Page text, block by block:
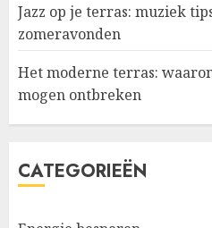
Jazz op je terras: muziek
zomeravonden
Het moderne terras:
mogen ontbreken
CATEGORIEËN